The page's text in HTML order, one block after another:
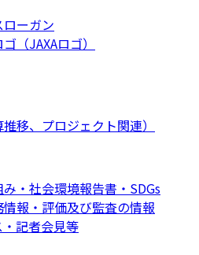
ーガン
（JAXAロゴ）
移、プロジェクト関連）
・社会環境報告書・SDGs
報・評価及び監査の情報
記者会見等